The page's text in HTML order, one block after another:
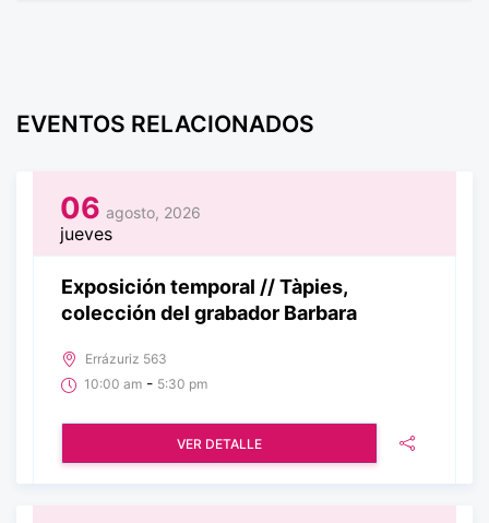
EVENTOS RELACIONADOS
06 agosto, 2026
jueves
Exposición temporal // Tàpies,
colección del grabador Barbara
Errázuriz 563
10:00 am - 5:30 pm
VER DETALLE